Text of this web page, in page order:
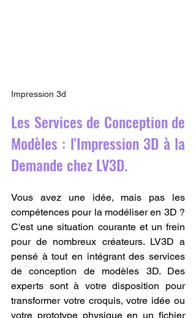
Impression 3d
Les Services de Conception de
Modèles : l'Impression 3D à la
Demande chez LV3D.
Vous avez une idée, mais pas les
compétences pour la modéliser en 3D ?
C'est une situation courante et un frein
pour de nombreux créateurs. LV3D a
pensé à tout en intégrant des services
de conception de modèles 3D. Des
experts sont à votre disposition pour
transformer votre croquis, votre idée ou
votre prototype physique en un fichier